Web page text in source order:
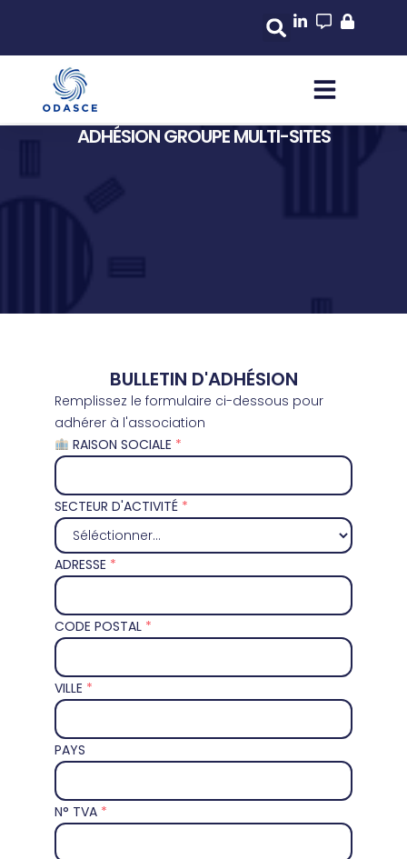
ADHÉSION GROUPE MULTI-SITES
BULLETIN D'ADHÉSION
Remplissez le formulaire ci-dessous pour
adhérer à l'association
RAISON SOCIALE
SECTEUR D'ACTIVITÉ
ADRESSE
CODE POSTAL
VILLE
PAYS
N° TVA